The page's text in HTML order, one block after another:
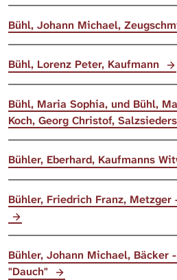
Bühl, Johann Michael,
Bühl, Lorenz Peter, Kaufmann
Bühl, Maria Sophia, und Bühl,
Koch, Georg Christof,
Bühler, Eberhard, Kaufmanns
Bühler, Friedrich Franz,
Bühler, Johann Michael, Bäcker
"Dauch"